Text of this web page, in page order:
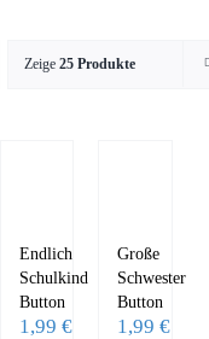
Zeige 25 Produkte
Endlich
Schulkind
Button
1,99 €
Große
Schwester
Button
1,99€